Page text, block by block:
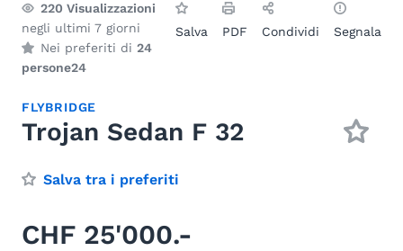
220 Visualizzazioni
negli ultimi 7 giorni
Nei preferiti di 24
persone24
Salva PDF Condividi Segnala
FLYBRIDGE
Trojan Sedan F 32
Salva tra i preferiti
CHF 25'000.-